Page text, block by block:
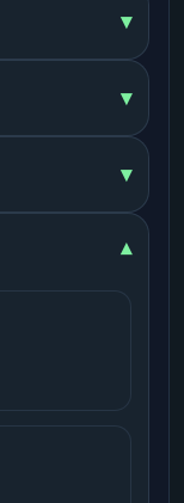
▾
▾
▾
▾